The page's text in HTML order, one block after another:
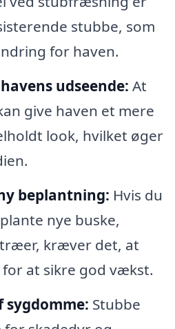
stubbe, som
for haven.
udseende: At
give haven et mere
look, hvilket øger
beplantning: Hvis du
nye buske,
kræver det, at
at sikre god vækst.
sygdomme: Stubbe